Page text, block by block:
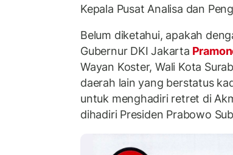
Kepala Pusat Analisa dan
Belum diketahui, apakah
Gubernur DKI Jakarta
Wayan Koster, Wali Kota
daerah lain yang berstatus
untuk menghadiri retret di
dihadiri Presiden Prabowo